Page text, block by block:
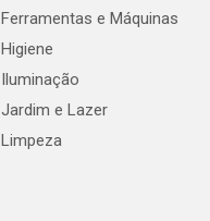
Ferramentas e Máquinas
Higiene
Iluminação
Jardim e Lazer
Limpeza